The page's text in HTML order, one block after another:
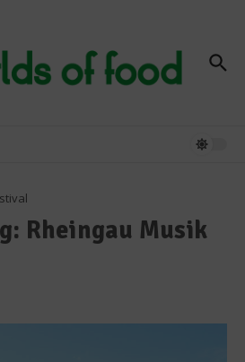
Rheingau Musik